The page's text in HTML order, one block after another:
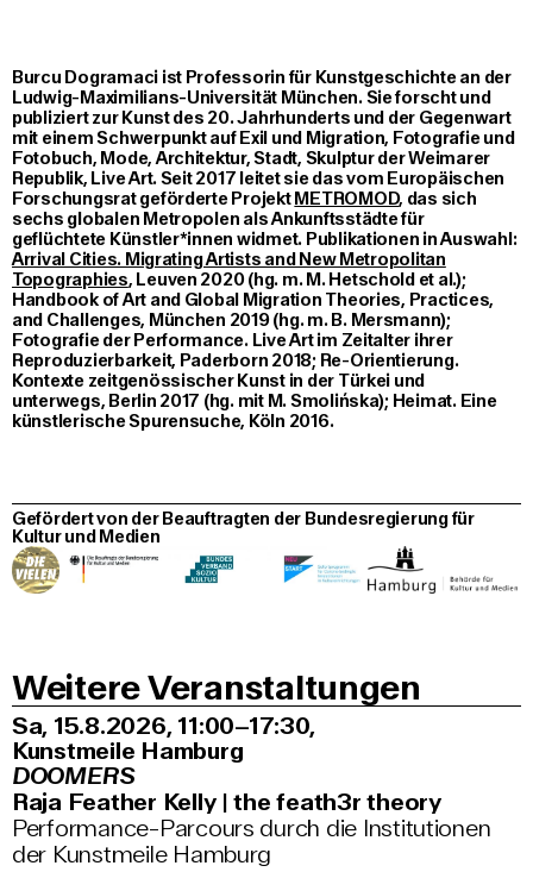
Burcu Dogramaci ist Professorin für Kunstgeschichte an der
Ludwig-Maximilians-Universität München. Sie forscht und
publiziert zur Kunst des 20. Jahrhunderts und der Gegenwart
mit einem Schwerpunkt auf Exil und Migration, Fotografie und
Fotobuch, Mode, Architektur, Stadt, Skulptur der Weimarer
Republik, Live Art. Seit 2017 leitet sie das vom Europäischen
Forschungsrat geförderte ProjektMETROMOD, das sich
sechs globalen Metropolen als Ankunftsstädte für
geflüchtete Künstler*innen widmet. Publikationen in Auswahl:
Arrival Cities. Migrating Artists and New Metropolitan
Topographies, Leuven 2020 (hg. m. M. Hetschold et al.);
Handbook of Art and Global Migration Theories, Practices,
and Challenges, München 2019 (hg. m. B. Mersmann);
Fotografie der Performance. Live Art im Zeitalter ihrer
Reproduzierbarkeit, Paderborn 2018; Re-Orientierung.
Kontexte zeitgenössischer Kunst in der Türkei und
unterwegs, Berlin 2017 (hg. mit M. Smolińska); Heimat. Eine
künstlerische Spurensuche, Köln 2016.
Gefördert von der Beauftragten der Bundesregierung für
Kultur und Medien
Weitere Veranstaltungen
Sa, 15.8.2026 11:00–17:30,
Kunstmeile Hamburg
DOOMERS
Raja Feather Kelly | the feath3r theory
Performance-Parcours durch die Institutionen
der Kunstmeile Hamburg